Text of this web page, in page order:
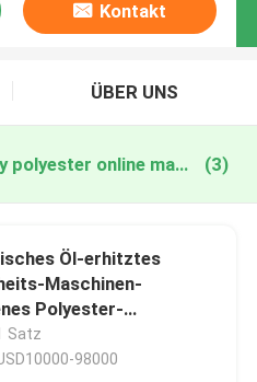
Kontakt
ÜBER UNS
3000mm machine dry polyester online manufacture (3)
Öl-erhitztes
Maschinen-
Polyester-
Röhrengewebe-
Maschine
Satz
98000